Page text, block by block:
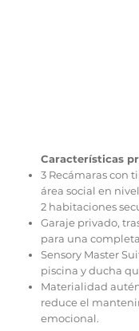
Características
3 Recámaras con
área social en
2 habitaciones
Garaje privado,
para una
Sensory Master
piscina y ducha
Materialidad
reduce el
emocional.